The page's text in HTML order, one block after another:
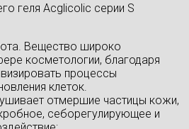
геля Acglicolic серии S
Вещество широко
косметологии, благодаря
процессы
клеток.
отмершие частицы кожи,
себорегулирующее и